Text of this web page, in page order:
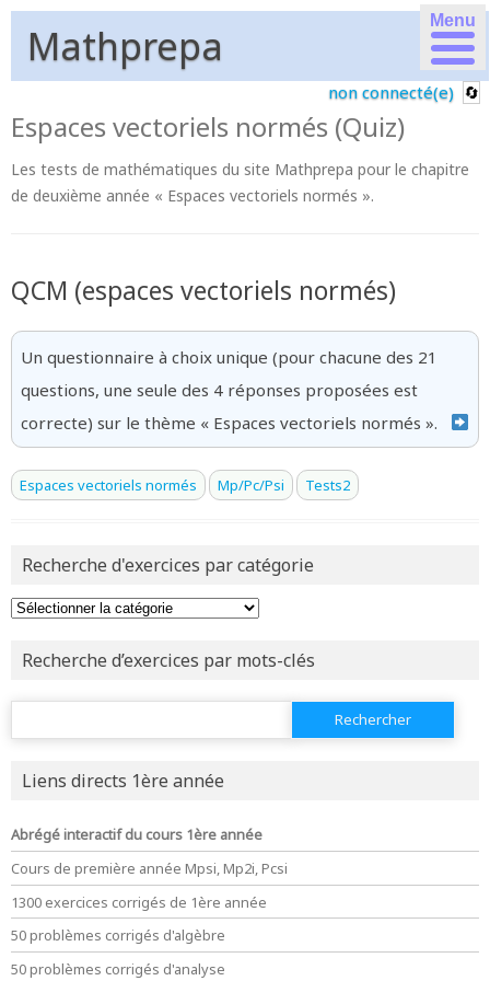
Menu
Mathprepa
non connecté(e)
Espaces vectoriels normés (Quiz)
Les tests de mathématiques du site Mathprepa pour le chapitre
de deuxième année « Espaces vectoriels normés ».
QCM (espaces vectoriels normés)
Un questionnaire à choix unique (pour chacune des 21
questions, une seule des 4 réponses proposées est
correcte) sur le thème « Espaces vectoriels normés ».
Espaces vectoriels normés Mp/Pc/Psi Tests2
Recherche d'exercices par catégorie
Recherche d’exercices par mots-clés
Rechercher :
Liens directs 1ère année
Abrégé interactif du cours 1ère année
Cours de première année Mpsi, Mp2i, Pcsi
1300 exercices corrigés de 1ère année
50 problèmes corrigés d'algèbre
50 problèmes corrigés d'analyse